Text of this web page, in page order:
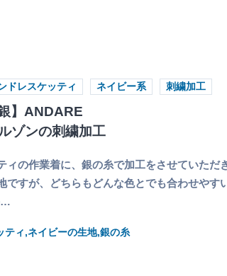
ドレスケッティ ネイビー系 刺繍加工
】ANDARE
ゾンの刺繍加工
ィの作業着に、銀の糸で加工をさせていただ
ですが、どちらもどんな色とでも合わせやす
…
ィ,ネイビーの生地,銀の糸